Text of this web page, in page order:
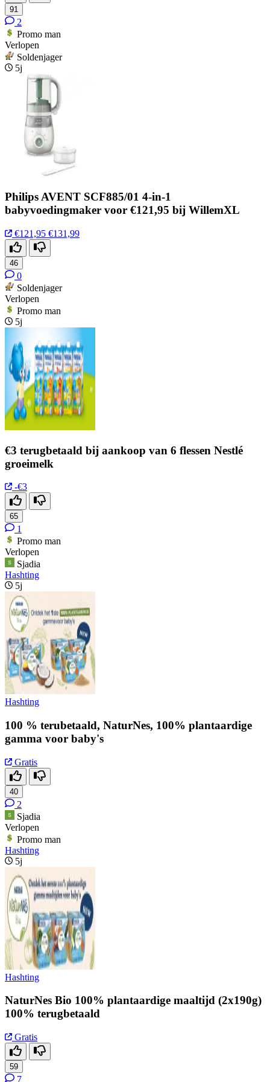
91
2
Promo man
Verlopen
Soldenjager
5j
Philips AVENT SCF885/01 4-in-1
babyvoedingmaker voor €121,95 bij WillemXL
€121,95 €131,99
46
0
Soldenjager
Verlopen
Promo man
5j
€3 terugbetaald bij aankoop van 6 flessen Nestlé
groeimelk
-€3
65
1
Promo man
Verlopen
Sjadia
Hashting
5j
Hashting
100 % terubetaald, NaturNes, 100% plantaardige
gamma voor baby's
Gratis
40
2
Sjadia
Verlopen
Promo man
Hashting
5j
Hashting
NaturNes Bio 100% plantaardige maaltijd (2x190g)
100% terugbetaald
Gratis
59
7